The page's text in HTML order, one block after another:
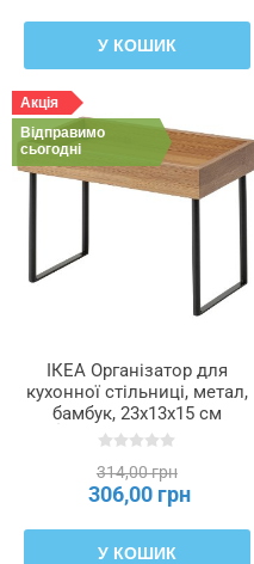
навантаження
Товщина
У КОШИК
Акція
Відправимо
сьогодні
ІКЕА Організатор для
кухонної стільниці, метал,
бамбук, 23x13x15 см
NÅLBLECKA, 006.185.73
314,00 грн
306,00 грн
У КОШИК